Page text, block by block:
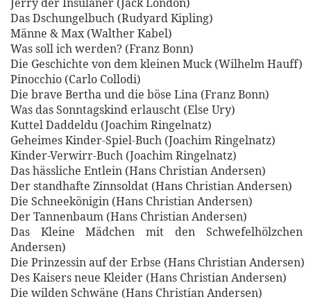
Jerry der Insulaner (Jack London)
Das Dschungelbuch (Rudyard Kipling)
Männe & Max (Walther Kabel)
Was soll ich werden? (Franz Bonn)
Die Geschichte von dem kleinen Muck (Wilhelm Hauff)
Pinocchio (Carlo Collodi)
Die brave Bertha und die böse Lina (Franz Bonn)
Was das Sonntagskind erlauscht (Else Ury)
Kuttel Daddeldu (Joachim Ringelnatz)
Geheimes Kinder-Spiel-Buch (Joachim Ringelnatz)
Kinder-Verwirr-Buch (Joachim Ringelnatz)
Das hässliche Entlein (Hans Christian Andersen)
Der standhafte Zinnsoldat (Hans Christian Andersen)
Die Schneekönigin (Hans Christian Andersen)
Der Tannenbaum (Hans Christian Andersen)
Das Kleine Mädchen mit den Schwefelhölzchen
Andersen)
Die Prinzessin auf der Erbse (Hans Christian Andersen)
Des Kaisers neue Kleider (Hans Christian Andersen)
Die wilden Schwäne (Hans Christian Andersen)